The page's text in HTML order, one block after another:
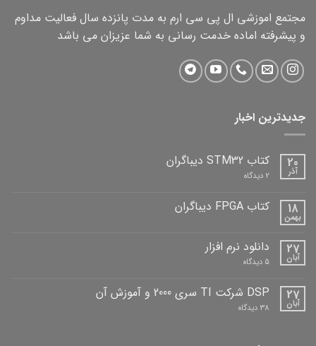
مجتمع اموزشی ال پی سی ارم به مدت پانزده سال فعالیت مداوم
و پیشرفته اماده خدمت رسانی به شما عزیزان می باشد
جدیدترین اخبار
20
آذر
کتاب STM32 دیباگران
2 دیدگاه برای
دیباگران 18
بهمن
کتاب FPGA دیباگران
کتاب
FPGA
دیباگران
ثبت
نشده 27
آبان
دانلود نرم افزار
5 دیدگاه برای
افزار 27
آبان
DSP شرکت TI سری 2000 و آموزش آن
38 دیدگاه برای